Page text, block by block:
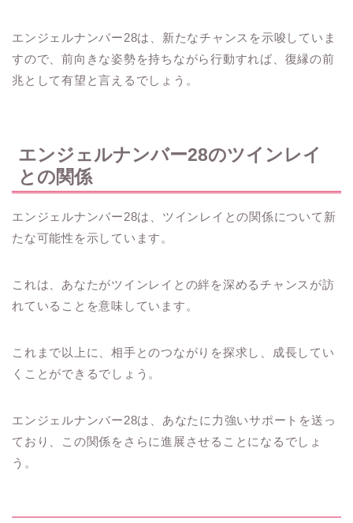
エンジェルナンバー28は、新たなチャンスを示唆していま
すので、前向きな姿勢を持ちながら行動すれば、復縁の前
兆として有望と言えるでしょう。
エンジェルナンバー28のツインレイ
との関係
エンジェルナンバー28は、ツインレイとの関係について新
たな可能性を示しています。
これは、あなたがツインレイとの絆を深めるチャンスが訪
れていることを意味しています。
これまで以上に、相手とのつながりを探求し、成長してい
くことができるでしょう。
エンジェルナンバー28は、あなたに力強いサポートを送っ
ており、この関係をさらに進展させることになるでしょ
う。